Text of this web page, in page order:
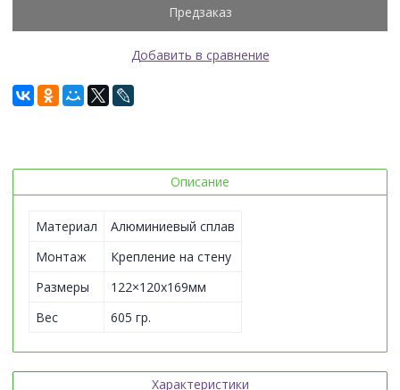
Предзаказ
Добавить в сравнение
Описание
Материал
Алюминиевый сплав
Монтаж
Крепление на стену
Размеры
122×120х169мм
Вес
605 гр.
Характеристики